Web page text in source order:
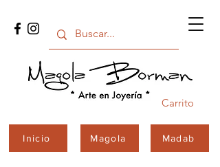
Carrito
Inicio Magola Madab